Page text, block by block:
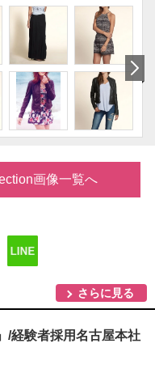
画像一覧へ
さらに見る
/経験者採用名古屋本社